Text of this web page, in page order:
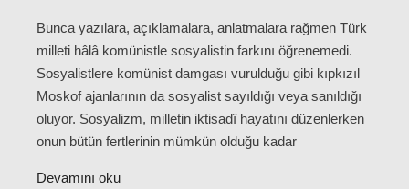
Bunca yazılara, açıklamalara, anlatmalara rağmen Türk
milleti hâlâ komünistle sosyalistin farkını öğrenemedi.
Sosyalistlere komünist damgası vurulduğu gibi kıpkızıl
Moskof ajanlarının da sosyalist sayıldığı veya sanıldığı
oluyor. Sosyalizm, milletin iktisadî hayatını düzenlerken
onun bütün fertlerinin mümkün olduğu kadar
Devamını oku